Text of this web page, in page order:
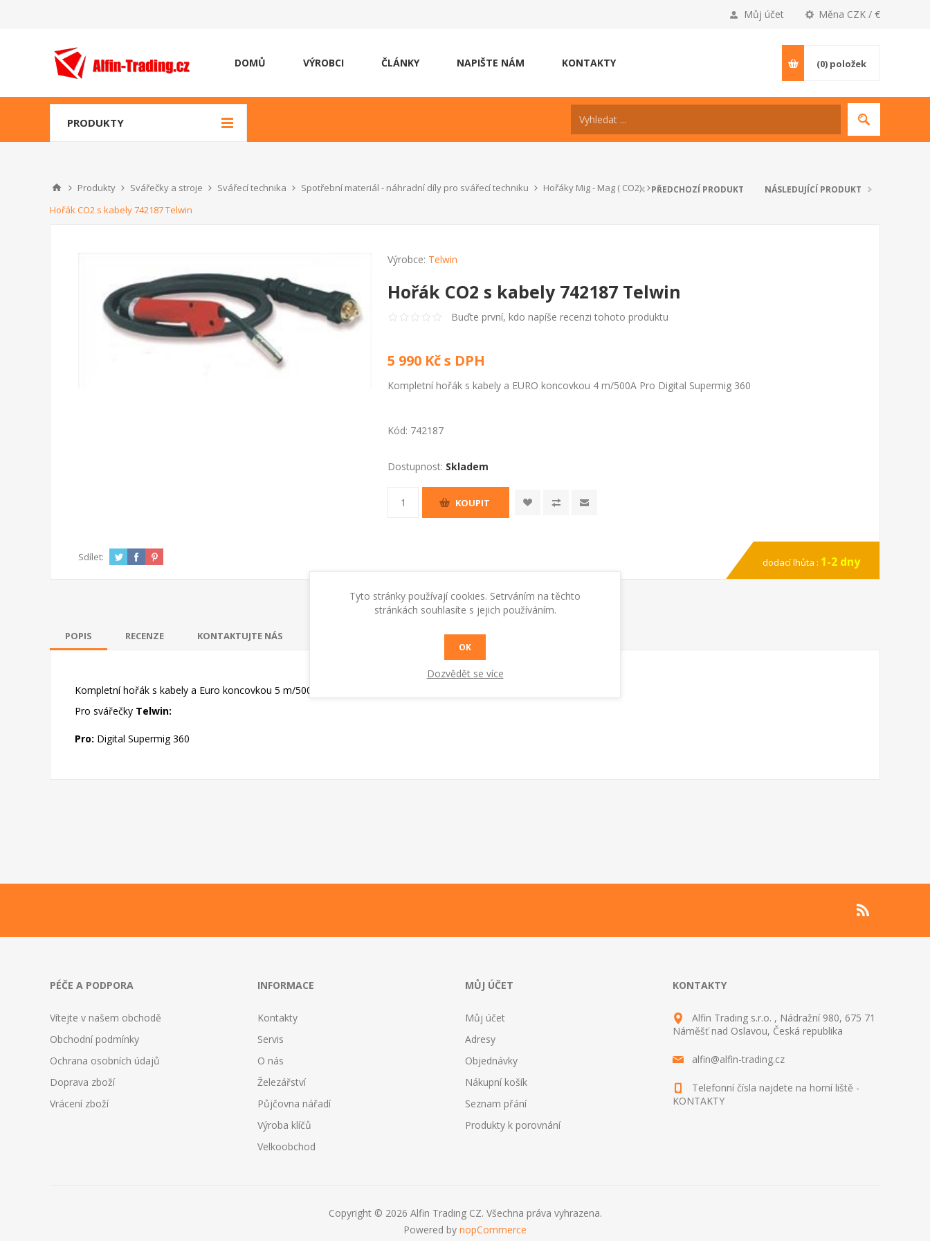
Měna CZK / €
Můj účet
DOMŮ VÝROBCI ČLÁNKY NAPIŠTE NÁM KONTAKTY (0) položek
PRODUKTY
Produkty Svářečky a stroje Svářecí technika Spotřební materiál - náhradní díly pro svářecí techniku
Hořáky Mig - Mag ( CO2)
Hořák CO2 s kabely 742187 Telwin
PŘEDCHOZÍ PRODUKT NÁSLEDUJÍCÍ PRODUKT
Výrobce: Telwin
Hořák CO2 s kabely 742187 Telwin
Buďte první, kdo napíše recenzi tohoto produktu
5 990 Kč s DPH
Kompletní hořák s kabely a EURO koncovkou 4 m/500A Pro Digital Supermig 360
Kód: 742187
Dostupnost: Skladem
KOUPIT
Sdílet: dodací lhůta : 1-2 dny
POPIS RECENZE KONTAKTUJTE NÁS
Kompletní hořák s kabely a Euro koncovkou 5 m/500A
Pro svářečky Telwin:
Pro: Digital Supermig 360
PÉČE A PODPORA
Vítejte v našem obchodě
Obchodní podmínky
Ochrana osobních údajů
Doprava zboží
Vrácení zboží
INFORMACE
Kontakty
Servis
O nás
Železářství
Půjčovna nářadí
Výroba klíčů
Velkoobchod
MŮJ ÚČET
Můj účet
Adresy
Objednávky
Nákupní košík
Seznam přání
Produkty k porovnání
KONTAKTY
Alfin Trading s.r.o. , Nádražní 980, 675 71
Náměšť nad Oslavou, Česká republika
alfin@alfin-trading.cz
Telefonní čísla najdete na horní liště -
KONTAKTY
Copyright © 2026 Alfin Trading CZ. Všechna práva vyhrazena.
Powered by nopCommerce
Tyto stránky používají cookies. Setrváním na těchto
stránkách souhlasíte s jejich používáním.
OK
Dozvědět se více